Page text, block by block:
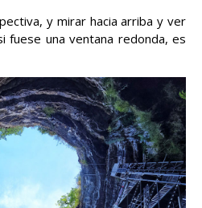
y mirar hacia arriba y ver
fuese una ventana redonda, es